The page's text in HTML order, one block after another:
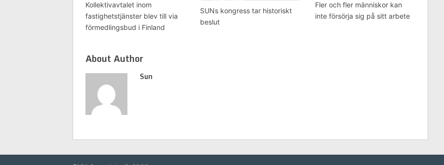
Kollektivavtalet inom
fastighetstjänster blev till via
förmedlingsbud i Finland
SUNs kongress tar historiskt
beslut
Fler och fler människor kan
inte försörja sig på sitt arbete
About Author
Sun